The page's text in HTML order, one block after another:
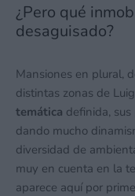
¿Pero qué
desaguisado?
Mansiones en plural,
distintas zonas de
temática definida,
dando mucho
diversidad de
muy en cuenta en la
aparece aquí por